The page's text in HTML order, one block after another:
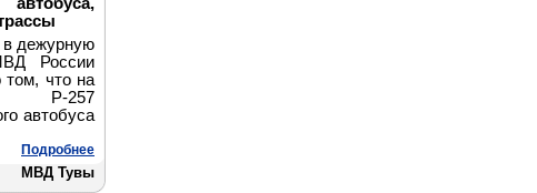
в дежурную
России
том, что на
Р-257
автобуса
Подробнее
МВД Тувы